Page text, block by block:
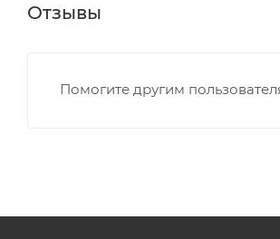
Отзывы
Помогите другим